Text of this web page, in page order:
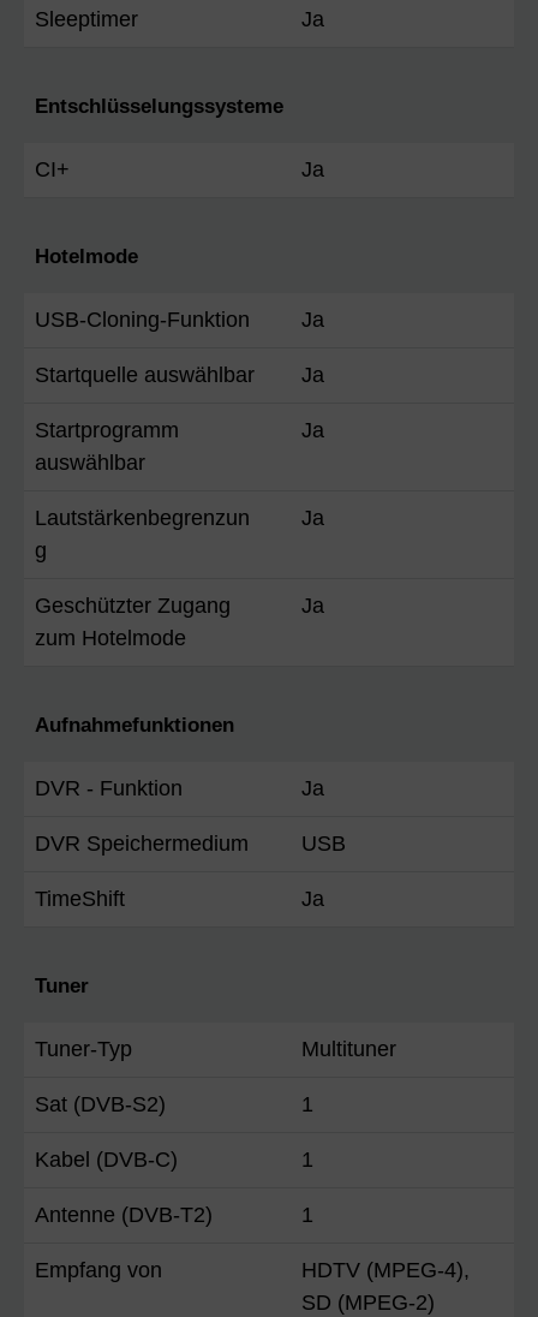
Sleeptimer Ja
Entschlüsselungssysteme
CI+ Ja
Hotelmode
USB-Cloning-Funktion Ja
Startquelle auswählbar Ja
Startprogramm
auswählbar
Ja
Lautstärkenbegrenzun
g
Ja
Geschützter Zugang
zum Hotelmode
Ja
Aufnahmefunktionen
DVR - Funktion Ja
DVR Speichermedium USB
TimeShift Ja
Tuner
Tuner-Typ Multituner
Sat (DVB-S2) 1
Kabel (DVB-C) 1
Antenne (DVB-T2) 1
Empfang von
HDTV (MPEG-4),
SD (MPEG-2)